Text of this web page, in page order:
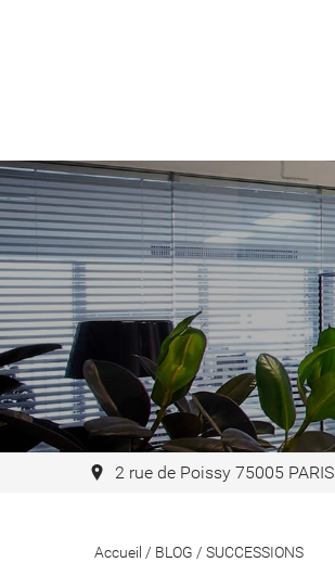
2 rue de Poissy 75005 PARIS
Accueil / BLOG / SUCCESSIONS